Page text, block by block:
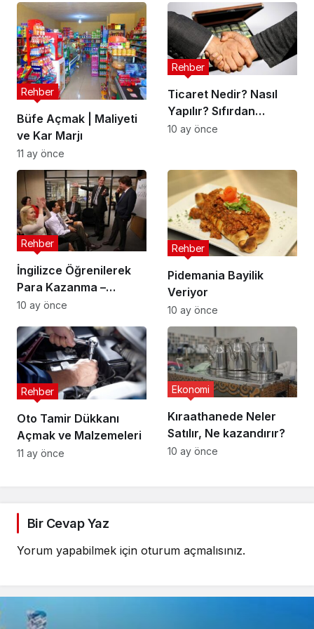
Büfe Açmak | Maliyeti
ve Kar Marjı
Rehber
11 ay önce
Ticaret Nedir? Nasıl
Yapılır? Sıfırdan
Başlıyoruz!
Rehber
10 ay önce
İngilizce Öğrenilerek
Para Kazanma –
Yapılacak işler
Rehber
10 ay önce
Pidemania Bayilik
Veriyor
Rehber
10 ay önce
Oto Tamir Dükkanı
Açmak ve Malzemeleri
Rehber
11 ay önce
Kıraathanede Neler
Satılır, Ne kazandırır?
Ekonomi
10 ay önce
Bir Cevap Yaz
Yorum yapabilmek için oturum açmalısınız.